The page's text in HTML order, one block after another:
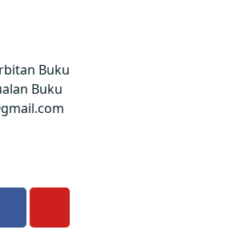
Buku
Buku